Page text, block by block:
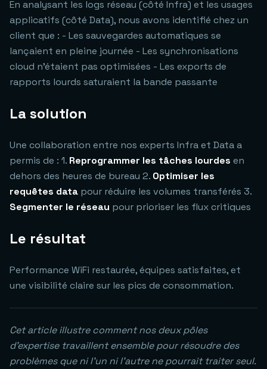
En analysant les logs réseau (côté Infra) et les usages
applicatifs (côté Data), nous avons identifié chez un
client que : - Les sauvegardes automatiques se
lançaient en pleine journée - Les synchronisations
cloud n'étaient pas optimisées - Les exports de
rapports lourds saturaient la bande passante
La solution
Une collaboration entre nos experts Infra et Data a
permis de : 1. Reprogrammer les tâches lourdes en
dehors des heures de bureau 2. Optimiser les
requêtes data pour réduire les volumes transférés 3.
Segmenter le réseau pour prioriser les flux critiques
Le résultat
Performance WiFi restaurée, équipes satisfaites, et
une visibilité claire sur les pics de consommation.
Cet article illustre comment nos deux pôles
d'expertise travaillent ensemble pour résoudre des
problèmes que ni l'un ni l'autre ne pourrait traiter seul.